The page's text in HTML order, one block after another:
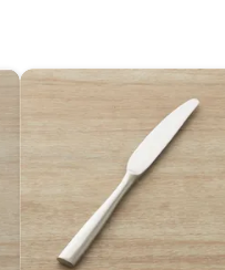
y algunas
hormigón, albañilería.
blanca, colchones, muebles,